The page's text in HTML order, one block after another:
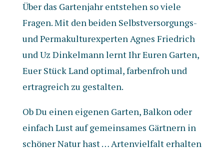
Über das Gartenjahr entstehen so viele
Fragen. Mit den beiden Selbstversorgungs-
und Permakulturexperten Agnes Friedrich
und Uz Dinkelmann lernt Ihr Euren Garten,
Euer Stück Land optimal, farbenfroh und
ertragreich zu gestalten.
Ob Du einen eigenen Garten, Balkon oder
einfach Lust auf gemeinsames Gärtnern in
schöner Natur hast … Artenvielfalt erhalten